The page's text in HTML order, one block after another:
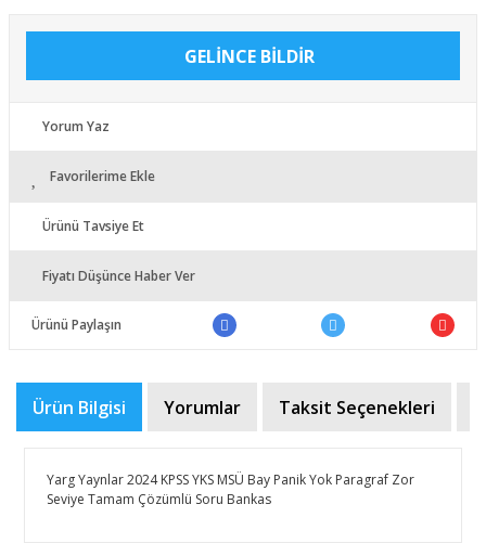
GELİNCE BİLDİR
Yorum Yaz
Favorilerime Ekle
Ürünü Tavsiye Et
Fiyatı Düşünce Haber Ver
Ürünü Paylaşın
Ürün Bilgisi Yorumlar Taksit Seçenekleri
Yarg Yaynlar 2024 KPSS YKS MSÜ Bay Panik Yok Paragraf Zor
Seviye Tamam Çözümlü Soru Bankas